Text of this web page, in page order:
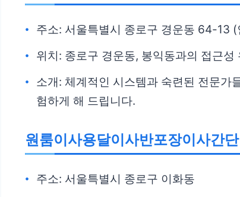
주소: 서울특별시 종로구 경운동 64-13
위치: 종로구 경운동, 봉익동과의 접근성
소개: 체계적인 시스템과 숙련된 전문가
험하게 해 드립니다.
원룸이사용달이사반포장이사간
주소: 서울특별시 종로구 이화동